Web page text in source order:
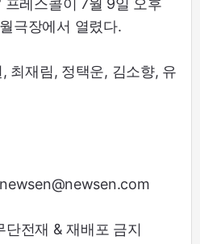
레스콜이 7월 9일 오후
극장에서 열렸다.
최재림, 정택운, 김소향, 유
전재 & 재배포 금지